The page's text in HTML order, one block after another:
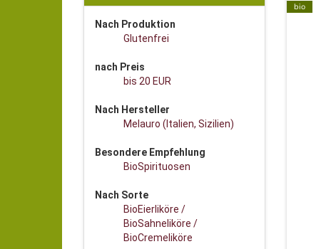
Nach Produktion
Glutenfrei
nach Preis
bis 20 EUR
Nach Hersteller
Melauro (Italien, Sizilien)
Besondere Empfehlung
BioSpirituosen
Nach Sorte
BioEierliköre /
BioSahneliköre /
BioCremeliköre
bio